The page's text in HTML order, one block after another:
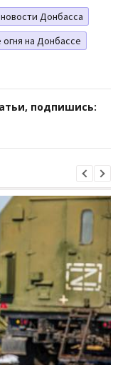
новости Донбасса
на Донбассе
подпишись: